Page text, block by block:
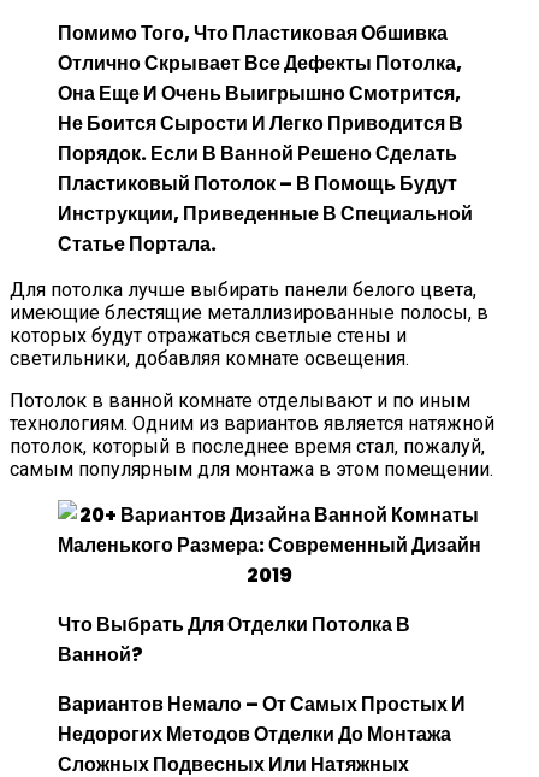
Помимо Того, Что Пластиковая Обшивка
Отлично Скрывает Все Дефекты Потолка,
Она Еще И Очень Выигрышно Смотрится,
Не Боится Сырости И Легко Приводится В
Порядок. Если В Ванной Решено Сделать
Пластиковый Потолок– В Помощь Будут
Инструкции, Приведенные В Специальной
Статье Портала.
Для потолка лучше выбирать панели белого цвета,
имеющие блестящие металлизированные полосы, в
которых будут отражаться светлые стены и
светильники, добавляя комнате освещения.
Потолок в ванной комнате отделывают и по иным
технологиям. Одним из вариантов является натяжной
потолок, который в последнее время стал, пожалуй,
самым популярным для монтажа в этом помещении.
Что Выбрать Для Отделки Потолка В
Ванной?
Вариантов Немало – От Самых Простых И
Недорогих Методов Отделки До Монтажа
Сложных Подвесных Или Натяжных